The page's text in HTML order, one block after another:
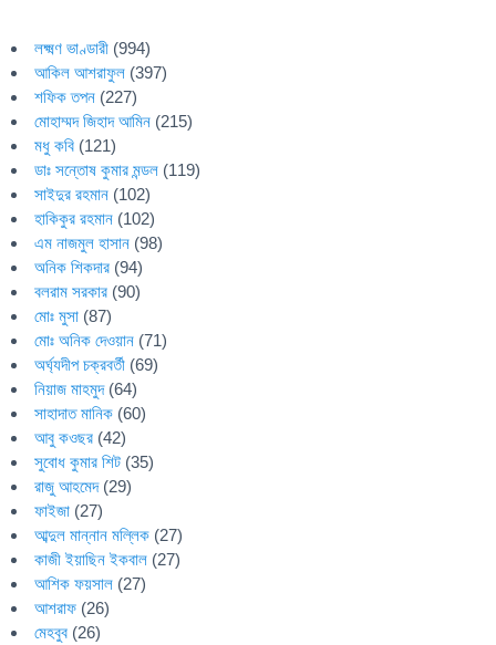
লক্ষ্মণ ভাণ্ডারী (994)
আকিল আশরাফুল (397)
শফিক তপন (227)
মোহাম্মদ জিহাদ আমিন (215)
মধু কবি (121)
ডাঃ সন্তোষ কুমার মন্ডল (119)
সাইদুর রহমান (102)
হাকিকুর রহমান (102)
এম নাজমুল হাসান (98)
অনিক শিকদার (94)
বলরাম সরকার (90)
মোঃ মুসা (87)
মোঃ অনিক দেওয়ান (71)
অর্ঘ্যদীপ চক্রবর্তী (69)
নিয়াজ মাহমুদ(64)
সাহাদাত মানিক (60)
আবু কওছর (42)
সুবোধ কুমার শিট (35)
রাজু আহমেদ(29)
ফাইজা (27)
আব্দুল মান্নান মল্লিক (27)
কাজী ইয়াছিন ইকবাল (27)
আশিক ফয়সাল (27)
আশরাফ (26)
মেহবুব (26)